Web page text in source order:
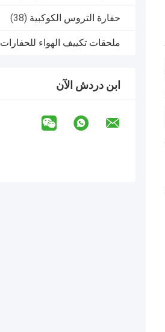
حفارة التروس الكوكبية (38)
ملحقات تكييف الهواء للحفارات
ابن دردش الآن